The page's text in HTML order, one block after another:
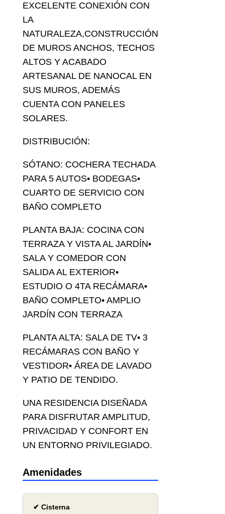
EXCELENTE CONEXIÓN CON
LA
NATURALEZA,CONSTRUCCIÓN
DE MUROS ANCHOS, TECHOS
ALTOS Y ACABADO
ARTESANAL DE NANOCAL EN
SUS MUROS, ADEMÁS
CUENTA CON PANELES
SOLARES.
DISTRIBUCIÓN:
SÓTANO: COCHERA TECHADA
PARA 5 AUTOS• BODEGAS•
CUARTO DE SERVICIO CON
BAÑO COMPLETO
PLANTA BAJA: COCINA CON
TERRAZA Y VISTA AL JARDÍN•
SALA Y COMEDOR CON
SALIDA AL EXTERIOR•
ESTUDIO O 4TA RECÁMARA•
BAÑO COMPLETO• AMPLIO
JARDÍN CON TERRAZA
PLANTA ALTA: SALA DE TV• 3
RECÁMARAS CON BAÑO Y
VESTIDOR• ÁREA DE LAVADO
Y PATIO DE TENDIDO.
UNA RESIDENCIA DISEÑADA
PARA DISFRUTAR AMPLITUD,
PRIVACIDAD Y CONFORT EN
UN ENTORNO PRIVILEGIADO.
Amenidades
✔ Cisterna